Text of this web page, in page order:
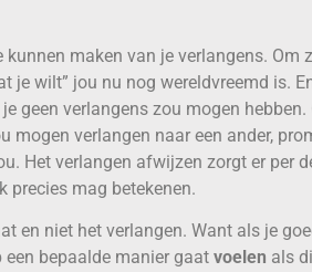
maken van je verlangens. Om
je wilt” jou nu nog wereldvreemd is.
geen verlangens zou mogen hebben.
mogen verlangen naar een ander,
Het verlangen afwijzen zorgt er per
precies mag betekenen.
en niet het verlangen. Want als je
bepaalde manier gaat voelen als